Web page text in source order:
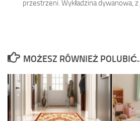
przestrzeni. Wykładzina dywanowa,
MOŻESZ RÓWNIEŻ